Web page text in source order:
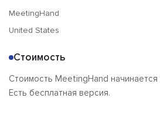
MeetingHand
United States
Стоимость
Стоимость MeetingHand
Есть бесплатная версия.